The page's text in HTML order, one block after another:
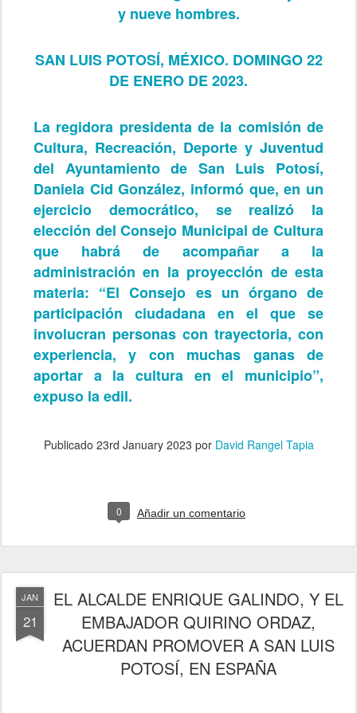
y nueve hombres.
SAN LUIS POTOSÍ, MÉXICO. DOMINGO 22
DE ENERO DE 2023.
La regidora presidenta de la comisión de
Cultura, Recreación, Deporte y Juventud
del Ayuntamiento de San Luis Potosí,
Daniela Cid González, informó que, en un
ejercicio democrático, se realizó la
elección del Consejo Municipal de Cultura
que habrá de acompañar a la
administración en la proyección de esta
materia: “El Consejo es un órgano de
participación ciudadana en el que se
involucran personas con trayectoria, con
experiencia, y con muchas ganas de
aportar a la cultura en el municipio”,
expuso la edil.
Publicado 23rd January 2023 por David Rangel Tapia
0 Añadir un comentario
JAN
21
EL ALCALDE ENRIQUE GALINDO, Y EL
EMBAJADOR QUIRINO ORDAZ,
ACUERDAN PROMOVER A SAN LUIS
POTOSÍ, EN ESPAÑA